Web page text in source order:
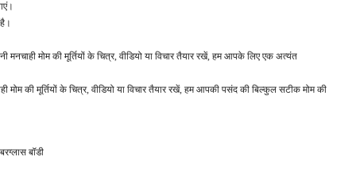
मनचाही मोम की मूर्तियों के चित्र, वीडियो या विचार तैयार रखें, हम आपके लिए एक अत्यंत
की मूर्तियों के चित्र, वीडियो या विचार तैयार रखें, हम आपकी पसंद की बिल्कुल सटीक मोम की
बॉडी